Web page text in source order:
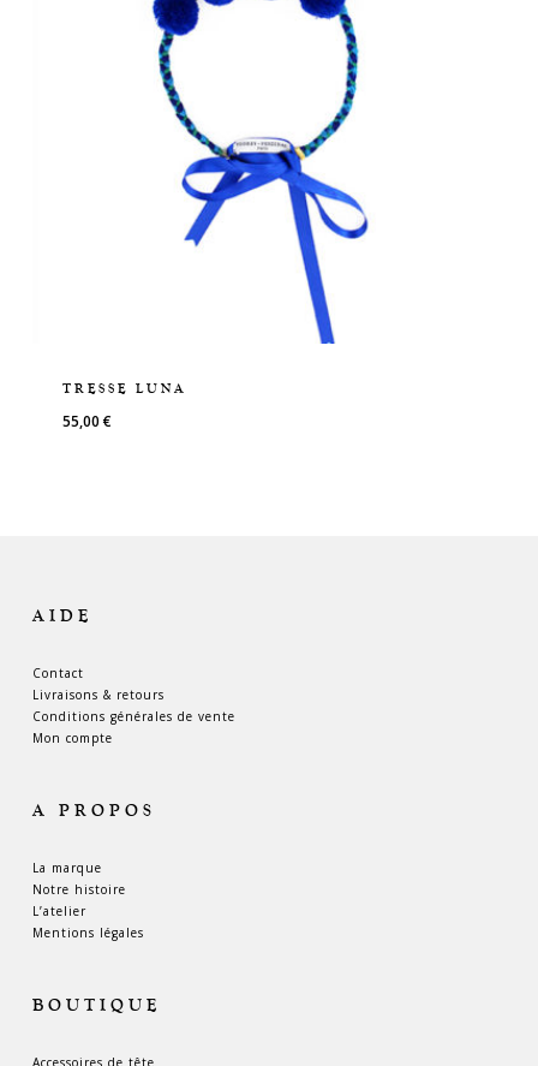
TRESSE LUNA
55,00€
AIDE
Contact
Livraisons & retours
Conditions générales de vente
Mon compte
A PROPOS
La marque
Notre histoire
L’atelier
Mentions légales
BOUTIQUE